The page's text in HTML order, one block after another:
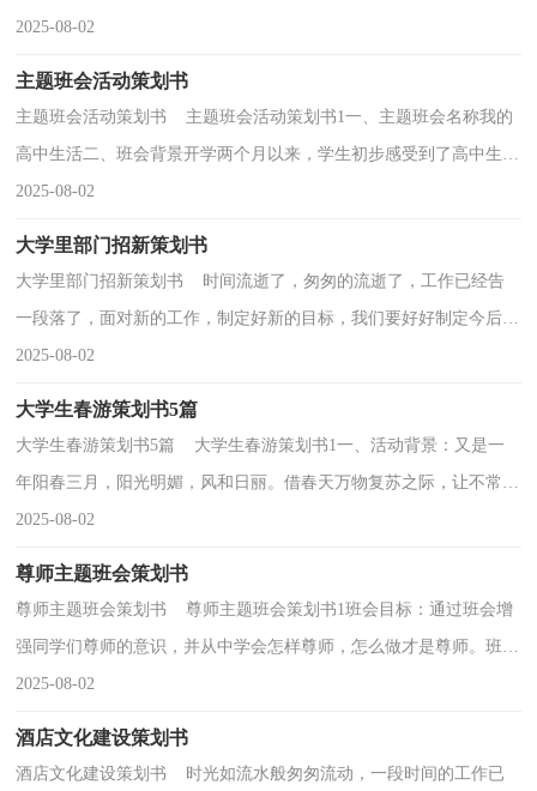
生这么严重的后果？对于存在心理问题的大学生，应...
2025-08-02
主题班会活动策划书
主题班会活动策划书 主题班会活动策划书1一、主题班会名称我的
高中生活二、班会背景开学两个月以来，学生初步感受到了高中生活
的紧张和快节奏，大部分学生对高中生活表现出...
2025-08-02
大学里部门招新策划书
大学里部门招新策划书 时间流逝了，匆匆的流逝了，工作已经告
一段落了，面对新的工作，制定好新的目标，我们要好好制定今后的
工作方法，写一份策划书了。相信大家又在为写策划书犯愁...
2025-08-02
大学生春游策划书5篇
大学生春游策划书5篇 大学生春游策划书1一、活动背景：又是一
年阳春三月，阳光明媚，风和日丽。借春天万物复苏之际，让不常往
来的同学们聚集在一起，彼此多一点沟通，多一点接触，与此...
2025-08-02
尊师主题班会策划书
尊师主题班会策划书 尊师主题班会策划书1班会目标：通过班会增
强同学们尊师的意识，并从中学会怎样尊师，怎么做才是尊师。班会
形式：看视频，演小品，朗诵，讨论，歌唱等班会过程：一、主...
2025-08-02
酒店文化建设策划书
酒店文化建设策划书 时光如流水般匆匆流动，一段时间的工作已